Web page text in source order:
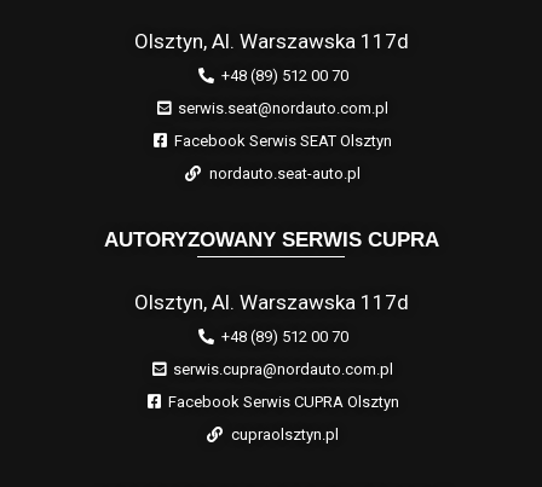
Olsztyn, Al. Warszawska 117d
+48 (89) 512 00 70
serwis.seat@nordauto.com.pl
Facebook Serwis SEAT Olsztyn
nordauto.seat-auto.pl
AUTORYZOWANY SERWIS CUPRA
Olsztyn, Al. Warszawska 117d
+48 (89) 512 00 70
serwis.cupra@nordauto.com.pl
Facebook Serwis CUPRA Olsztyn
cupraolsztyn.pl